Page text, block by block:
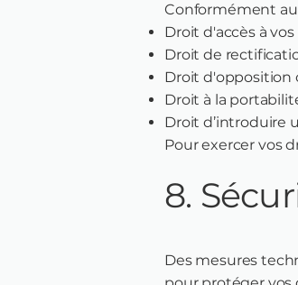
Conformément au
Droit d'accès à
Droit de
Droit
Droit à la
Droit d’introduire
Pour exercer vos
8.
Des mesures